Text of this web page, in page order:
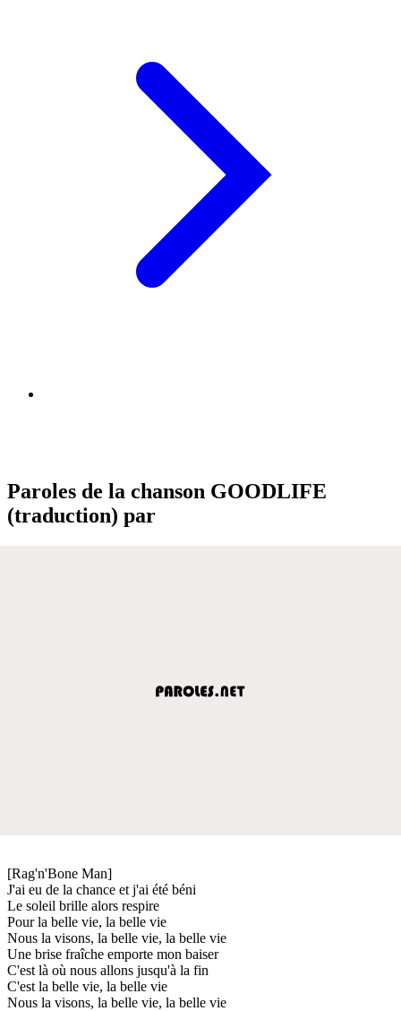
Paroles de la chanson GOODLIFE
(traduction) par
[Rag'n'Bone Man]
J'ai eu de la chance et j'ai été béni
Le soleil brille alors respire
Pour la belle vie, la belle vie
Nous la visons, la belle vie, la belle vie
Une brise fraîche emporte mon baiser
C'est là où nous allons jusqu'à la fin
C'est la belle vie, la belle vie
Nous la visons, la belle vie, la belle vie